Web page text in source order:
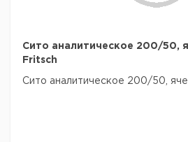
Сито аналитическое 200/50,
Fritsch
Сито аналитическое 200/50,